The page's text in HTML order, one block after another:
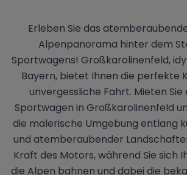
Erleben Sie das
Alpenpanorama hinter dem
Sportwagens! Großkarolinenfeld,
Bayern, bietet Ihnen die perfekte
unvergessliche Fahrt. Mieten Sie
Sportwagen in Großkarolinenfeld
die malerische Umgebung entlang
und atemberaubender
Kraft des Motors, während Sie sich
die Alpen bahnen und dabei die